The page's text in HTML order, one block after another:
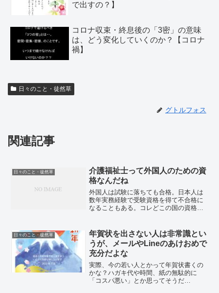
で出すの？】
コロナ収束・終息後の「3密」の意味
は、どう変化していくのか？【コロナ
禍】
日々のこと・徒然草
グトルフォス
関連記事
日々のこと・徒然草
介護福祉士って外国人のための資
格なんだね
外国人は試験に落ちても合格。日本人は
数年実務経験で受験資格を得て不合格に
なることもある。コレどこの国の資格な
実務に追われて勉強できず不合格。どこ
の国の資格やねん介...
日々のこと・徒然草
年賀状を出さない人は非常識とい
うが、メールやLineのあけおめで
充分だよな
実際、今の若い人とかって年賀状書くの
かな？ハガキ代や時間、紙の無駄的に
「コスパ悪い」とか思ってそうだ